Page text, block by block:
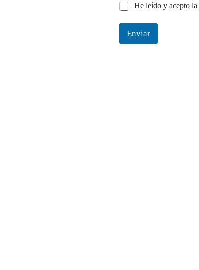
* He leído y acepto la
Enviar